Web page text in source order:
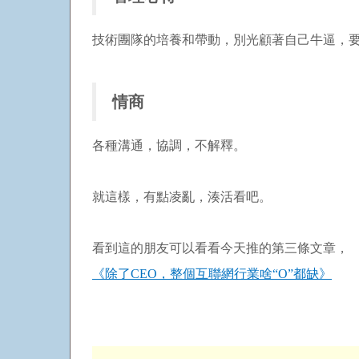
技術團隊的培養和帶動，別光顧著自己牛逼，
情商
各種溝通，協調，不解釋。
就這樣，有點凌亂，湊活看吧。
看到這的朋友可以看看今天推的第三條文章，
《除了CEO，整個互聯網行業啥“O”都缺》